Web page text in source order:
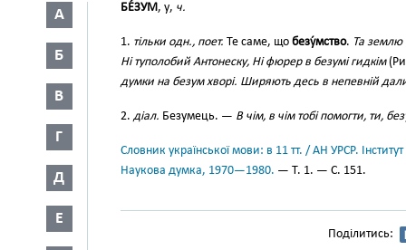
А
Б
В
Г
Д
Е
БЕ́ЗУМ, у, ч.
1. тільки одн., поет. Те саме, що безу́мство. Та землю
Ні туполобий Антонеску, Ні фюрер в безумі гидкім
думки на безум хворі. Ширяють десь в непевній
2. діал. Безумець. — В чім, в чім тобі помогти, ти,
Словник української мови: в 11 тт. / АН УРСР.
Наукова думка, 1970—1980. — Т. 1. — С. 151.
Поділитись: